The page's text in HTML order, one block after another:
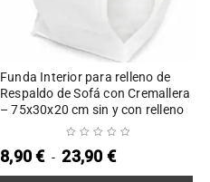
Funda Interior para relleno de
Respaldo de Sofá con Cremallera
– 75x30x20 cm sin y con relleno
8,90€ - 23,90 €